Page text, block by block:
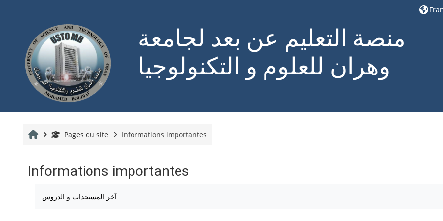
منصة التعليم عن بعد لجامعة
وهران للعلوم و التكنولوجيا
AccueilPages du site Informations importantes
Informations importantes
آخر المستجدات و الدروس